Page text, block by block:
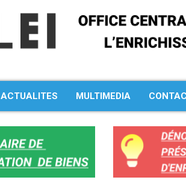
ACTUALITES MULTIMEDIA